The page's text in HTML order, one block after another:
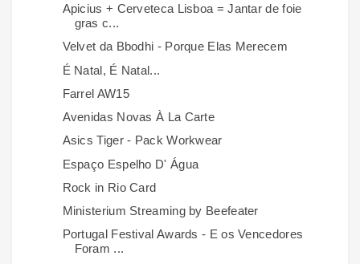
Apicius + Cerveteca Lisboa = Jantar de foie
gras c...
Velvet da Bbodhi - Porque Elas Merecem
É Natal, É Natal...
Farrel AW15
Avenidas Novas À La Carte
Asics Tiger - Pack Workwear
Espaço Espelho D' Água
Rock in Rio Card
Ministerium Streaming by Beefeater
Portugal Festival Awards - E os Vencedores
Foram ...